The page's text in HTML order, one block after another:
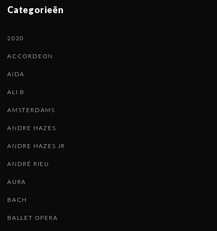
Categorieën
2020
ACCORDEON
AIDA
ALI B
AMSTERDAMS
ANDRE HAZES
ANDRE HAZES JR
ANDRÉ RIEU
AURA
BACH
BALLET OPERA